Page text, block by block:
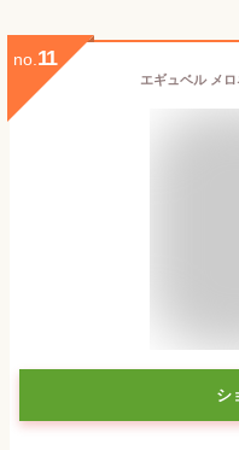
no. 11
エギュベル メ
シ